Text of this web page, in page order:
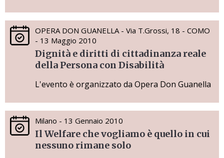
OPERA DON GUANELLA - Via T.Grossi, 18 - COMO
- 13 Maggio 2010
Dignità e diritti di cittadinanza reale
della Persona con Disabilità
L'evento è organizzato da Opera Don Guanella
Milano - 13 Gennaio 2010
Il Welfare che vogliamo è quello in cui
nessuno rimane solo